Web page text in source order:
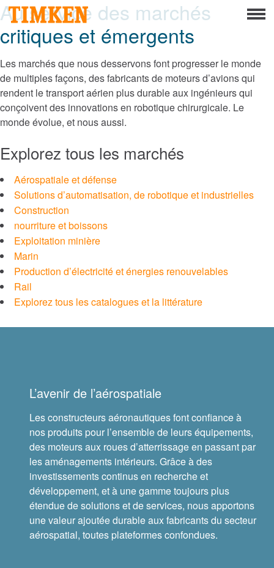
Menu
À propos
Personnel
Les produits
Produits
Solutions de roulements techniques
Roller Bearings
Timken® Mounted Bearings
Precision Bearings
Thrust Bearings
Produits de transmission de puissance
mécanique Timken
Freins et embrayages
Chaînes et vis sans fin
Au service des marchés
critiques et émergents
Les marchés que nous desservons font progresser le monde
de multiples façons, des fabricants de moteurs d’avions qui
rendent le transport aérien plus durable aux ingénieurs qui
conçoivent des innovations en robotique chirurgicale. Le
monde évolue, et nous aussi.
Explorez tous les marchés
Aérospatiale et défense
Solutions d’automatisation, de robotique et industrielles
Construction
nourriture et boissons
Exploitation minière
Marin
Production d’électricité et énergies renouvelables
Rail
Explorez tous les catalogues et la littérature
L’avenir de l’aérospatiale
Les constructeurs aéronautiques font confiance à
nos produits pour l’ensemble de leurs équipements,
des moteurs aux roues d’atterrissage en passant par
les aménagements intérieurs. Grâce à des
investissements continus en recherche et
développement, et à une gamme toujours plus
étendue de solutions et de services, nous apportons
une valeur ajoutée durable aux fabricants du secteur
aérospatial, toutes plateformes confondues.